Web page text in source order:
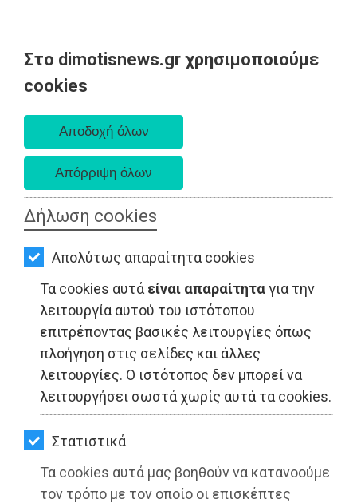
Στο dimotisnews.gr χρησιμοποιούμε
cookies
Δήλωση cookies
Απολύτως απαραίτητα cookies
Τα cookies αυτά είναι απαραίτηταγια την
λειτουργία αυτού του ιστότοπου
επιτρέποντας βασικές λειτουργίες όπως
πλοήγηση στις σελίδες και άλλες
λειτουργίες. Ο ιστότοπος δεν μπορεί να
λειτουργήσει σωστά χωρίς αυτά τα cookies.
Στατιστικά
Τα cookies αυτά μας βοηθούν να κατανοούμε
τον τρόπο με τον οποίο οι επισκέπτες
AΡΧΙΚΗ
ΕΙΔΗΣΕΙΣ
ΠΟΛΙΤΙΚΗ
ΤΟΠΙΚΗ
ΑΥΤΟΔΙΟΙΚΗΣΗ
ΟΙΚΟΝΟΜΙΑ
ΑΘΛΗΤΙΣΜΟΣ
ΠΟΛΙΤΙΣΜΟΣ
ΣΠΙΤΙ-
ΚΗΠΟΣ
ΥΓΕΙΑ
LIFESTYLE
ΤΑΞΙΔΙΑ
LIFESTYLE - Ανατολική Αττική